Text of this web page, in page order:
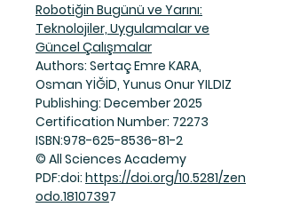
Robotiğin Bugünü ve Yarını:
Teknolojiler, Uygulamalar ve
Güncel Çalışmalar
Authors: Sertaç Emre KARA,
Osman YİĞİD, Yunus Onur YILDIZ
Publishing: December 2025
Certification Number: 72273
ISBN:978-625-8536-81-2
© All Sciences Academy
PDF:doi: https://doi.org/10.5281/zen
odo.18107397